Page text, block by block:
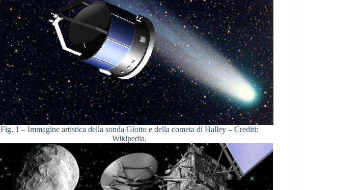
Fig. 1 – Immagine artistica della sonda Giotto e della cometa di Halley – Crediti:
Wikipedia.